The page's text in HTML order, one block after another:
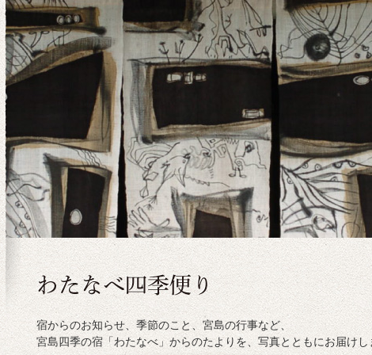
宿からのお知らせ、季節のこと、宮島の行事など、
宮島四季の宿「わたなべ」からのたよりを、写真とともにお届けし